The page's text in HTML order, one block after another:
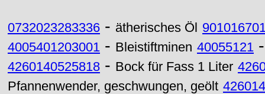
0732023283336 - ätherisches Öl
4005401203001 - Bleistiftminen 40055121
4260140525818 - Bock für Fass 1 Liter
Pfannenwender, geschwungen, geölt